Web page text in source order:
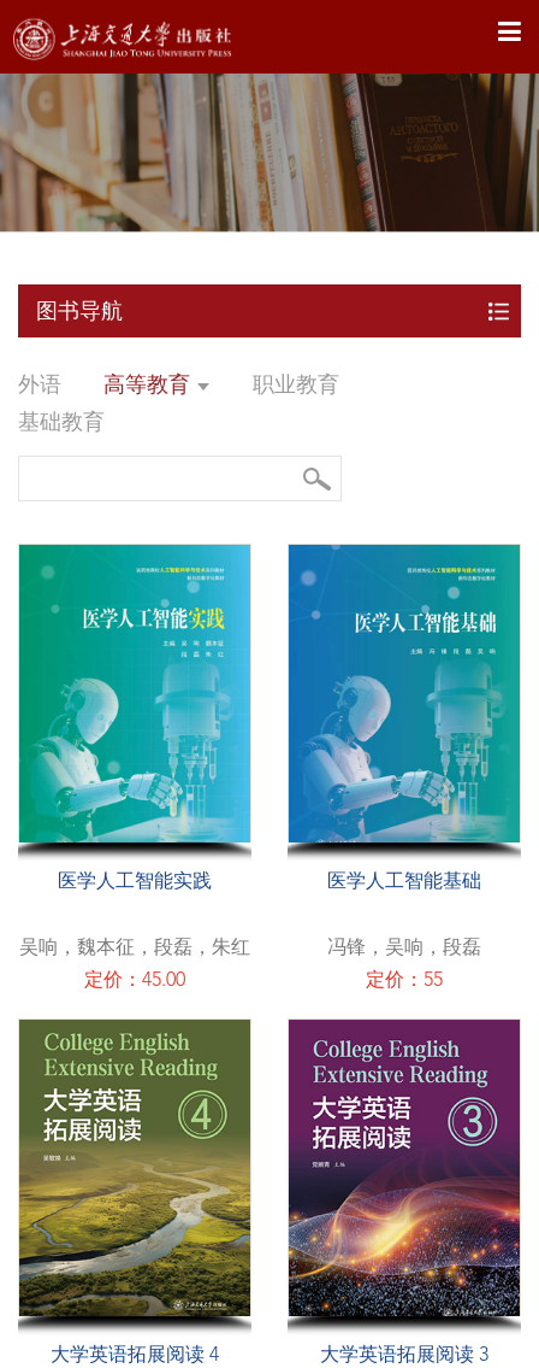
X
图书导航
外语 高等教育
职业教育
基础教育
医学人工智能实践
吴响，魏本征，段磊，朱红
定价：45.00
医学人工智能基础
冯锋，吴响，段磊
定价：55
大学英语拓展阅读 4 大学英语拓展阅读 3